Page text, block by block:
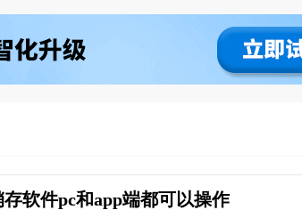
软件pc和app端都可以操作